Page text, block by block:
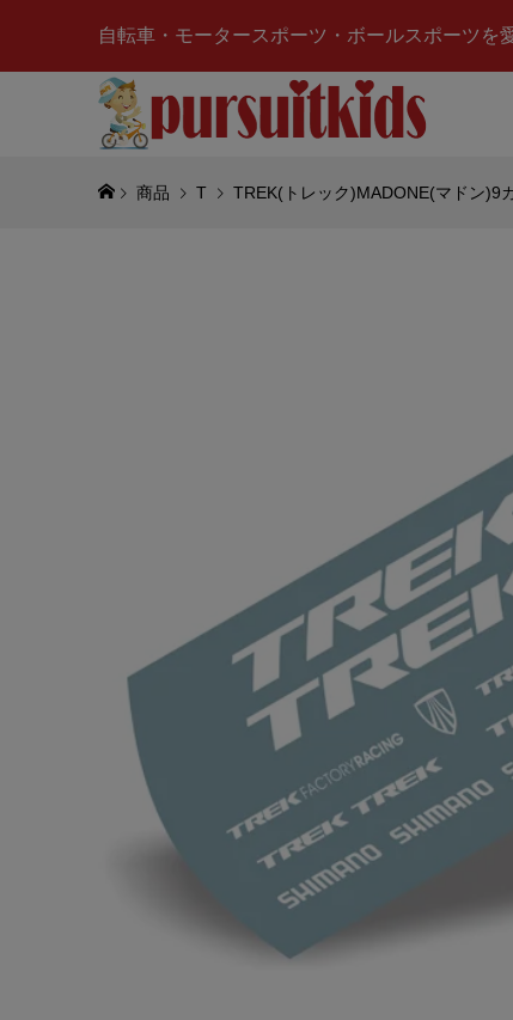
自転車・モータースポーツ・ボールスポーツを
7UP(
¥748 (
アンリ
¥5,980
商品 T TREK(トレック)MADONE(マドン)9